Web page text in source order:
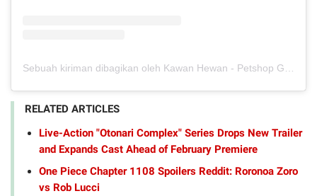
RELATED ARTICLES
Live-Action "Otonari Complex" Series Drops New Trailer
and Expands Cast Ahead of February Premiere
One Piece Chapter 1108 Spoilers Reddit: Roronoa Zoro
vs Rob Lucci